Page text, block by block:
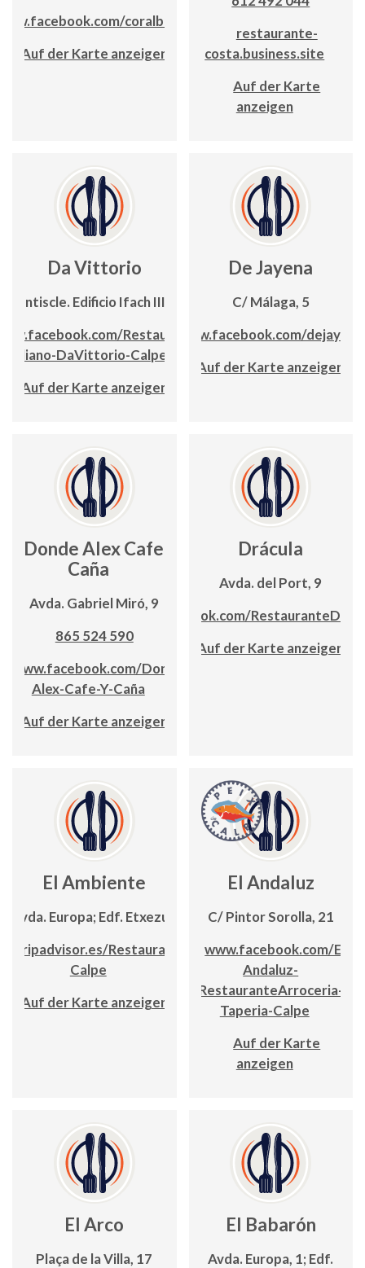
coralbeach
Auf der Karte anzeigen
restaurante-
costa.business.site
Auf der Karte
anzeigen
Da Vittorio
Llentiscle. Edificio Ifach III, bajo
Restaurante-
Italiano-DaVittorio-Calpe-
Auf der Karte anzeigen
De Jayena
C/ Málaga, 5
www.facebook.com/dejayena
Auf der Karte anzeigen
Donde Alex Cafe y
Caña
Avda. Gabriel Miró, 9
865 524 590
www.facebook.com/Donde-
Alex-Cafe-Y-Caña
Auf der Karte anzeigen
Drácula
Avda. del Port, 9
www.facebook.com/
Auf der Karte anzeigen
El Ambiente
Avda. Europa; Edf. Etxezuri
Restaurant_El_Ambiente-
Calpe
Auf der Karte anzeigen
El Andaluz
C/ Pintor Sorolla, 21
www.facebook.com/El-
Andaluz-
RestauranteArroceria-
Taperia-Calpe
Auf der Karte
anzeigen
El Arco
Plaça de la Villa, 17
El Babarón
Avda. Europa, 1; Edf.